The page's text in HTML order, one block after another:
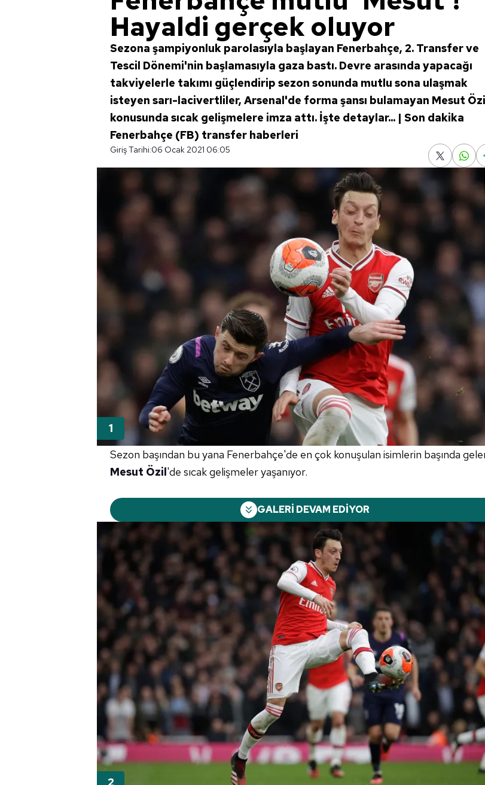
Hayaldi gerçek oluyor
Sezona şampiyonluk parolasıyla başlayan Fenerbahçe, 2. Transfer ve
Tescil Dönemi'nin başlamasıyla gaza bastı. Devre arasında yapacağı
takviyelerle takımı güçlendirip sezon sonunda mutlu sona ulaşmak
isteyen sarı-lacivertliler, Arsenal'de forma şansı bulamayan Mesut
konusunda sıcak gelişmelere imza attı. İşte detaylar... | Son dakika
Fenerbahçe (FB) transfer haberleri
Giriş Tarihi:06 Ocak 2021 06:05
Sezon başından bu yana Fenerbahçe'de en çok konuşulan isimlerin başında
Mesut Özil'de sıcak gelişmeler yaşanıyor.
GALERİ DEVAM EDİYOR